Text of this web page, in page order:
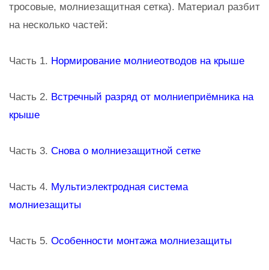
тросовые, молниезащитная сетка). Материал разбит
на несколько частей:
Часть 1. Нормирование молниеотводов на крыше
Часть 2. Встречный разряд от молниеприёмника на
крыше
Часть 3. Снова о молниезащитной сетке
Часть 4. Мультиэлектродная система
молниезащиты
Часть 5. Особенности монтажа молниезащиты